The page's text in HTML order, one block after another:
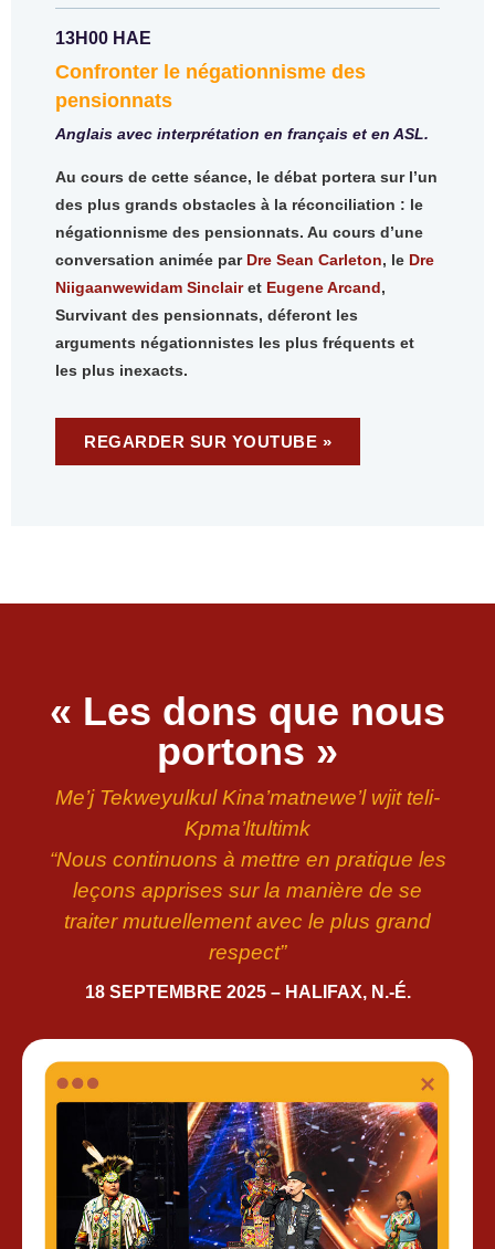
13H00 HAE
Confronter le négationnisme des
pensionnats
Anglais avec interprétation en français et en ASL.
Au cours de cette séance, le débat portera sur l’un
des plus grands obstacles à la réconciliation : le
négationnisme des pensionnats. Au cours d’une
conversation animée par Dre Sean Carleton, le Dre
Niigaanwewidam Sinclairet Eugene Arcand,
Survivant des pensionnats, déferont les
arguments négationnistes les plus fréquents et
les plus inexacts.
REGARDER SUR YOUTUBE »
« Les dons que nous
portons »
Me’j Tekweyulkul Kina’matnewe’l wjit teli-
Kpma’ltultimk
“Nous continuons à mettre en pratique les
leçons apprises sur la manière de se
traiter mutuellement avec le plus grand
respect”
18 SEPTEMBRE 2025 – HALIFAX, N.-É.